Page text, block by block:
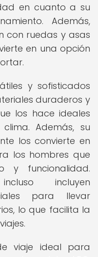
en cuanto a su
Además,
con ruedas y asas
en una opción
y sofisticados
duraderos y
los hace ideales
Además, su
los convierte en
los hombres que
y funcionalidad.
incluyen
para llevar
lo que facilita la
viaje ideal para